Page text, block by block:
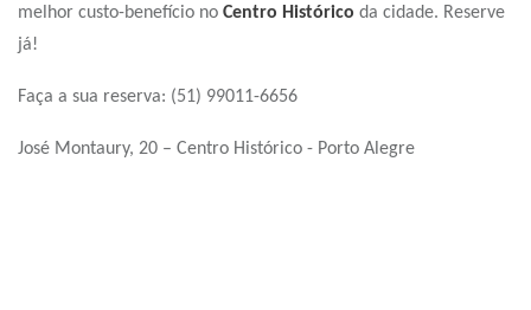
melhor custo-benefício no Centro Histórico da cidade. Reserve
já!
Faça a sua reserva: (51) 99011-6656
José Montaury, 20 – Centro Histórico - Porto Alegre